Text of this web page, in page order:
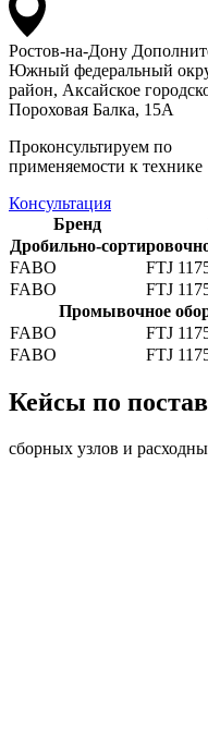
Ростов-на-Дону
Южный федеральный
район, Аксайское
Пороховая Балка, 15А
Проконсультируем по
применяемости к технике
Консультация
Бренд
Дробильно-
FABO
FTJ
FABO
FTJ
Промывочное
FABO
FTJ
FABO
FTJ
Кейсы по
сборных узлов и